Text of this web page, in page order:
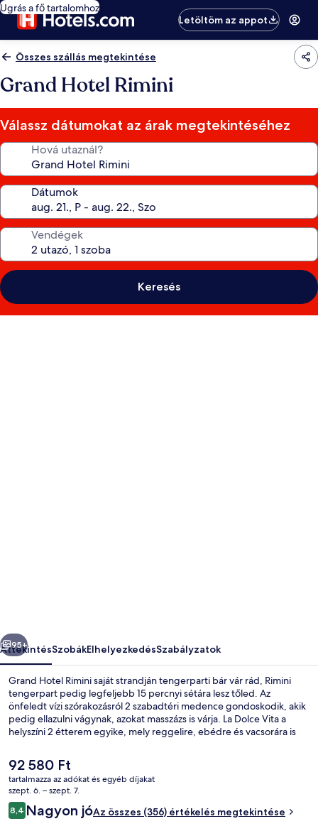
Ugrás a fő tartalomhoz
Letöltöm az appot
Összes szállás megtekintése
Grand Hotel Rimini
Válassz dátumokat az árak megtekintéséhez
Hová utaznál?
Dátumok
Vendégek
Keresés
Következő
95+
ÁttekintésSzobákElhelyezkedésSzabályzatok
Grand Hotel Rimini saját strandján tengerparti bár vár rád, Rimini
tengerpart pedig legfeljebb 15 percnyi sétára lesz tőled. Az
önfeledt vízi szórakozásról 2 szabadtéri medence gondoskodik, akik
pedig ellazulni vágynak, azokat masszázs is várja. La Dolce Vita a
helyszíni 2 étterem egyike, mely reggelire, ebédre és vacsorára is
következőket is kínálja: tetőterasz, bár/társalgó és edzőterem. Más
utazók imádják a hely következó jellemzőit: segítőkész személyzet.
A
jelenlegi
ár
92 580 Ft
92 580 Ft
tartalmazza az adókat és egyéb díjakat
szept. 6. – szept. 7.
Értékelések
8,48,4 ennyiből: 10
Nagyon jóAz összes (356) értékelés megtekintése